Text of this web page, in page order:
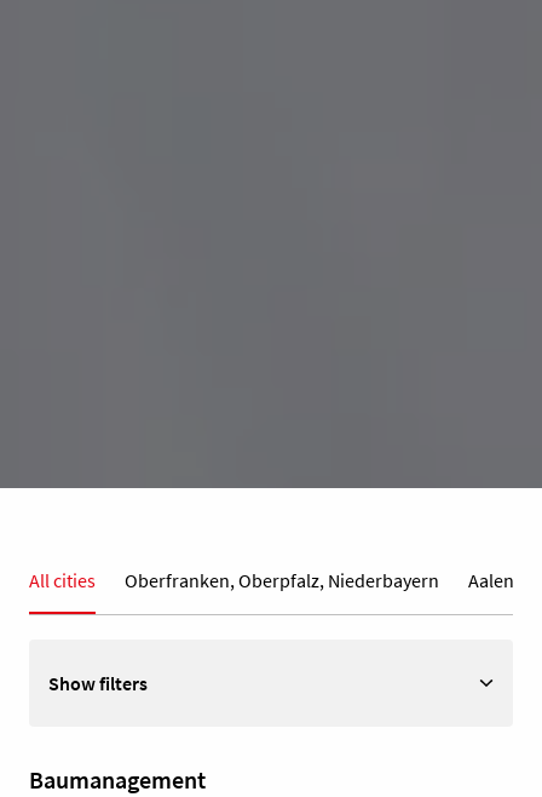
All cities Oberfranken, Oberpfalz, Niederbayern Aalen
Show filters
Baumanagement